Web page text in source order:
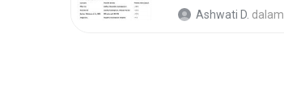
Ashwati D. dalam